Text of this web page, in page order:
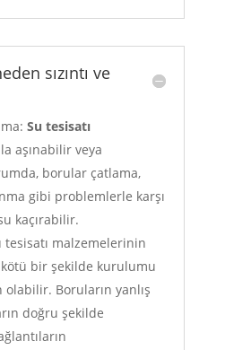
sızıntı ve
Su tesisatı
aşınabilir veya
borular çatlama,
gibi problemlerle karşı
kaçırabilir.
tesisatı malzemelerinin
kötü bir şekilde kurulumu
olabilir. Boruların yanlış
doğru şekilde